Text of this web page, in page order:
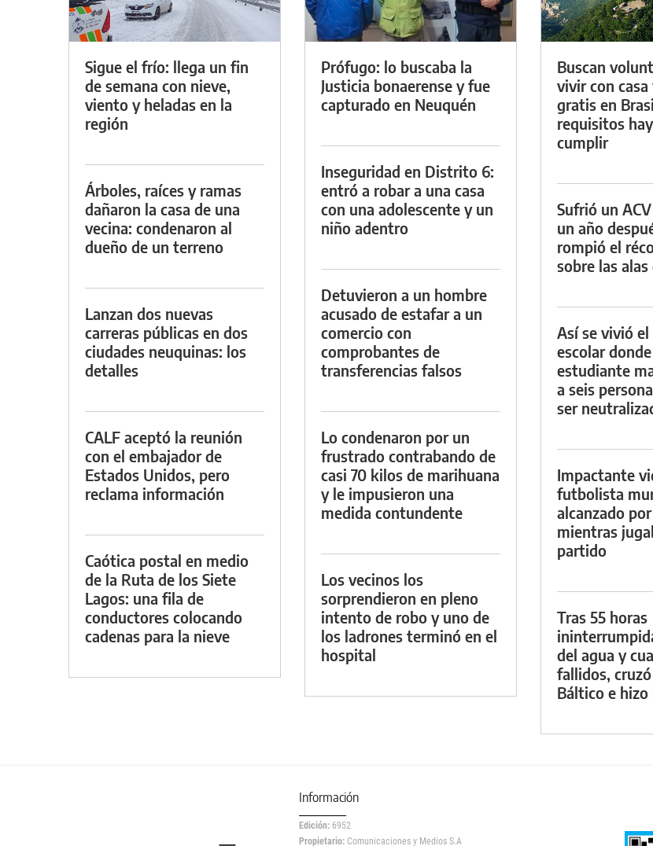
Sigue el frío: llega un fin
de semana con nieve,
viento y heladas en la
región
Árboles, raíces y ramas
dañaron la casa de una
vecina: condenaron al
dueño de un terreno
Lanzan dos nuevas
carreras públicas en dos
ciudades neuquinas: los
detalles
CALF aceptó la reunión
con el embajador de
Estados Unidos, pero
reclama información
Caótica postal en medio
de la Ruta de los Siete
Lagos: una fila de
conductores colocando
cadenas para la nieve
Prófugo: lo buscaba la
Justicia bonaerense y fue
capturado en Neuquén
Inseguridad en Distrito 6:
entró a robar a una casa
con una adolescente y un
niño adentro
Detuvieron a un hombre
acusado de estafar a un
comercio con
comprobantes de
transferencias falsos
Lo condenaron por un
frustrado contrabando de
casi 70 kilos de marihuana
y le impusieron una
medida contundente
Los vecinos los
sorprendieron en pleno
intento de robo y uno de
los ladrones terminó en el
hospital
Buscan
vivir con
gratis en
requisitos
cumplir
Sufrió un
un año
rompió el
sobre las
Así se vivió
escolar
estudiante
a seis
ser
Impactante
futbolista
alcanzado
mientras
partido
Tras 55 horas
del agua y
fallidos,
Báltico e
Información
Edición:6952
Propietario:Comunicaciones y Medios S.A